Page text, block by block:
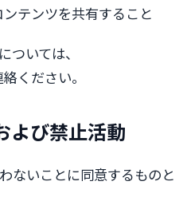
テンツを共有すること
ついては、
ください。
よび禁止活動
ないことに同意するものと